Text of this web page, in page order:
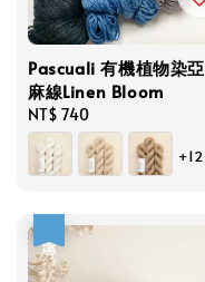
Pascuali 有機植物染亞
麻線Linen Bloom
Regular
price
NT$ 740
+12